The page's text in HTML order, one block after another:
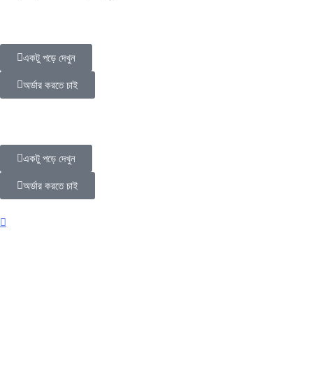
একটু পড়ে দেখুন
অর্ডার করতে চাই
একটু পড়ে দেখুন
অর্ডার করতে চাই